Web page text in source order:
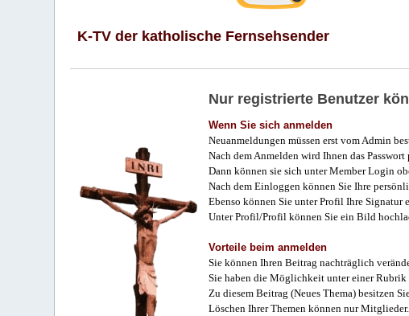
K-TV der katholische Fernsehsender
Nur registrierte Benutzer
Wenn Sie sich anmelden
Neuanmeldungen müssen erst vom Admin
Nach dem Anmelden wird Ihnen das Passwort
Dann können sie sich unter Member Login
Nach dem Einloggen können Sie Ihre
Ebenso können Sie unter Profil Ihre Signatur
Unter Profil/Profil können Sie ein Bild
Vorteile beim anmelden
Sie können Ihren Beitrag nachträglich
Sie haben die Möglichkeit unter einer Rubrik
Zu diesem Beitrag (Neues Thema) besitzen
Löschen Ihrer Themen können nur Mitglieder.